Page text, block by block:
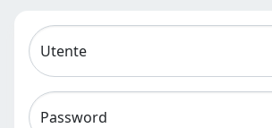
Utente
Password